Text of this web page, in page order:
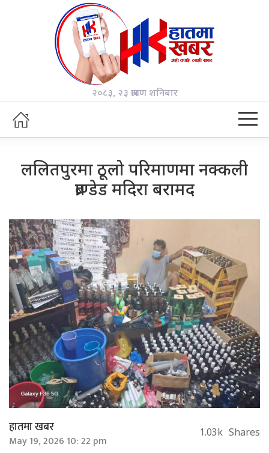
२०८३, २३ श्रावण शनिबार
ललितपुरमा ठूलो परिमाणमा नक्कली
ब्राण्डेड मदिरा बरामद
हातमा खबर
May 19, 2026 10: 22 pm 1.03k Shares